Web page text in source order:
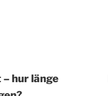
hur länge